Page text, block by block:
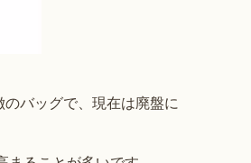
バッグで、現在は廃盤に